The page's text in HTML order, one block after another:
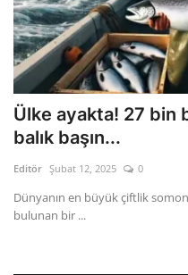
Bodrum Nöbetçi
Köşe Yazarları
Spor
Kültür Sanat Tarih
Sağlık
Ülke ayakta! 27 bin
balık başın...
Editör Şubat 12, 2025 0
Dünyanın en büyük çiftlik
bulunan bir ...